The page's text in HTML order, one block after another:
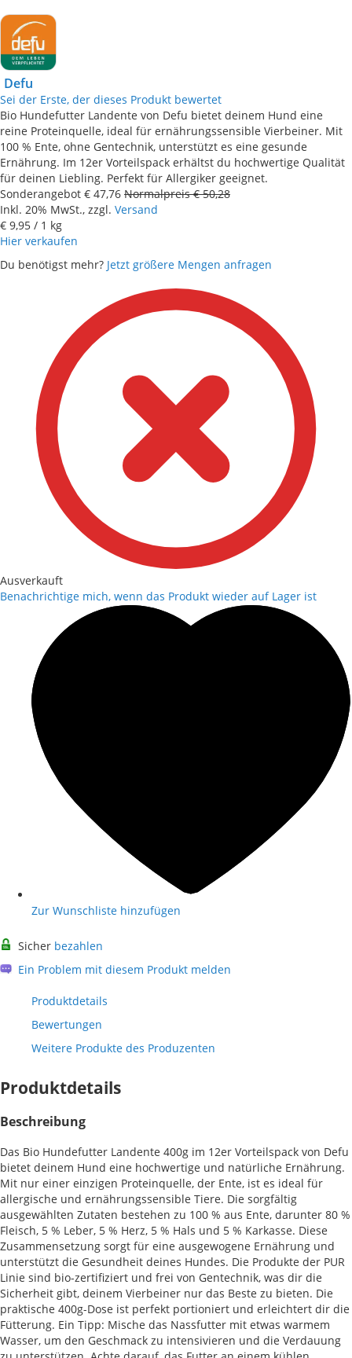
Defu
Sei der Erste, der dieses Produkt bewertet
Bio Hundefutter Landente von Defu bietet deinem Hund eine
reine Proteinquelle, ideal für ernährungssensible Vierbeiner. Mit
100 % Ente, ohne Gentechnik, unterstützt es eine gesunde
Ernährung. Im 12er Vorteilspack erhältst du hochwertige Qualität
für deinen Liebling. Perfekt für Allergiker geeignet.
Sonderangebot € 47,76 Normalpreis € 50,28
Inkl. 20% MwSt., zzgl. Versand
€ 9,95 / 1 kg
Hier verkaufen
Du benötigst mehr? Jetzt größere Mengen anfragen
Ausverkauft
Benachrichtige mich, wenn das Produkt wieder auf Lager ist
Zur Wunschliste hinzufügen
Sicher bezahlen
Ein Problem mit diesem Produkt melden
Produktdetails
Bewertungen
Weitere Produkte des Produzenten
Produktdetails
Beschreibung
Das Bio Hundefutter Landente 400g im 12er Vorteilspack von Defu
bietet deinem Hund eine hochwertige und natürliche Ernährung.
Mit nur einer einzigen Proteinquelle, der Ente, ist es ideal für
allergische und ernährungssensible Tiere. Die sorgfältig
ausgewählten Zutaten bestehen zu 100 % aus Ente, darunter 80 %
Fleisch, 5 % Leber, 5 % Herz, 5 % Hals und 5 % Karkasse. Diese
Zusammensetzung sorgt für eine ausgewogene Ernährung und
unterstützt die Gesundheit deines Hundes. Die Produkte der PUR
Linie sind bio-zertifiziert und frei von Gentechnik, was dir die
Sicherheit gibt, deinem Vierbeiner nur das Beste zu bieten. Die
praktische 400g-Dose ist perfekt portioniert und erleichtert dir die
Fütterung. Ein Tipp: Mische das Nassfutter mit etwas warmem
Wasser, um den Geschmack zu intensivieren und die Verdauung